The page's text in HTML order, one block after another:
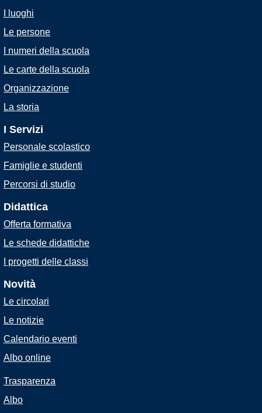
I luoghi
Le persone
I numeri della scuola
Le carte della scuola
Organizzazione
La storia
I Servizi
Personale scolastico
Famiglie e studenti
Percorsi di studio
Didattica
Offerta formativa
Le schede didattiche
I progetti delle classi
Novità
Le circolari
Le notizie
Calendario eventi
Albo online
Trasparenza
Albo